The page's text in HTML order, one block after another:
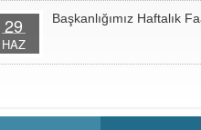
29
HAZ
Başkanlığımız Haftalık